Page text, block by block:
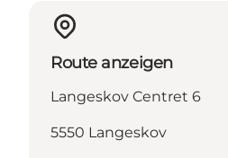
Route anzeigen
Langeskov Centret 6
5550 Langeskov